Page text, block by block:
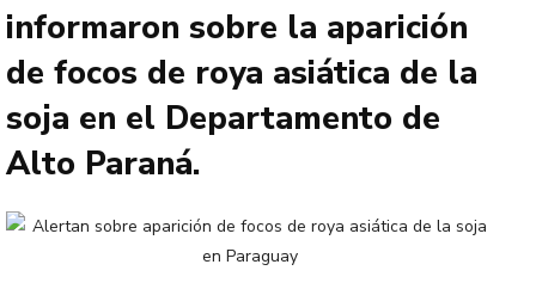
informaron sobre la aparición
de focos de roya asiática de la
soja en el Departamento de
Alto Paraná.